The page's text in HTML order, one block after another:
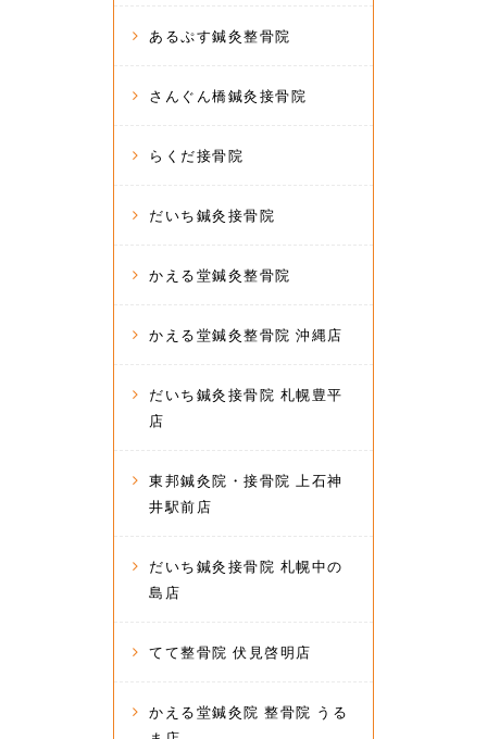
あるぷす鍼灸整骨院
さんぐん橋鍼灸接骨院
らくだ接骨院
だいち鍼灸接骨院
かえる堂鍼灸整骨院
かえる堂鍼灸整骨院 沖縄店
だいち鍼灸接骨院 札幌豊平
店
東邦鍼灸院・接骨院 上石神
井駅前店
だいち鍼灸接骨院 札幌中の
島店
てて整骨院 伏見啓明店
かえる堂鍼灸院 整骨院 うる